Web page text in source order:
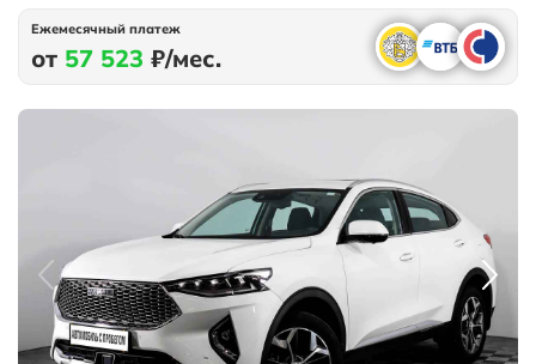
Ежемесячный платеж
от 57 523 ₽/мес.